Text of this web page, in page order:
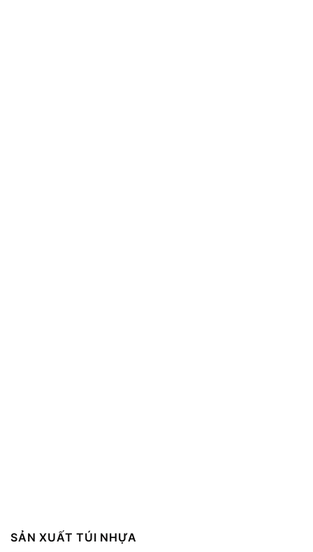
SẢN XUẤT TÚI NHỰA